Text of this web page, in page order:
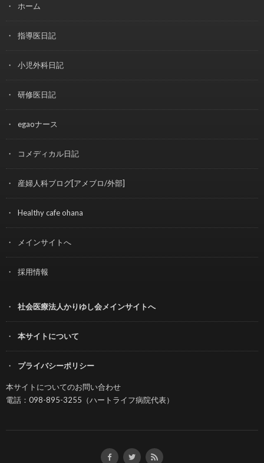
ホーム
指導医日記
小児外科日記
研修医日記
egaoナース
コメディカル日記
産婦人科ブログ[アメブロ/外部]
Healthy cafe ohana
メインサイトへ
採用情報
社会医療法人かりゆし会メインサイトへ
本サイトについて
プライバシーポリシー
本サイトについてのお問い合わせ
電話：098-895-3255（ハートライフ病院代表）